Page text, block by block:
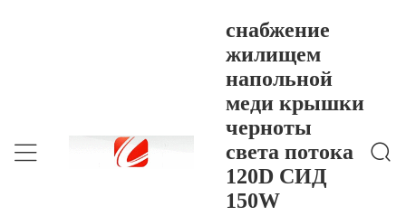
снабжение
жилищем
напольной
меди крышки
черноты
света потока
120D СИД
150W
Снабжение Жилищем Напольной Меди Крышки Ч
Вободное Алюминиевое
снабжение жилищем напольной меди
крышки черноты света потока 120D
СИД 150W Refelctor свободное